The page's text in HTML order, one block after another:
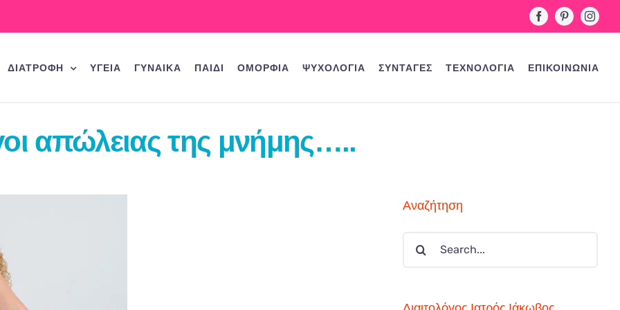
FacebookPinterest
ΔΙΑΤΡΟΦΗ ΥΓΕΙΑ ΓΥΝΑΙΚΑ ΠΑΙΔΙ ΟΜΟΡΦΙΑ ΨΥΧΟΛΟΓΙΑ ΣΥΝΤΑΓΕΣ ΤΕΧΝΟΛΟΓΙΑ ΕΠΙΚΟΙΝΩΝΙΑ
απώλειας της μνήμης…..
Αναζήτηση
Search